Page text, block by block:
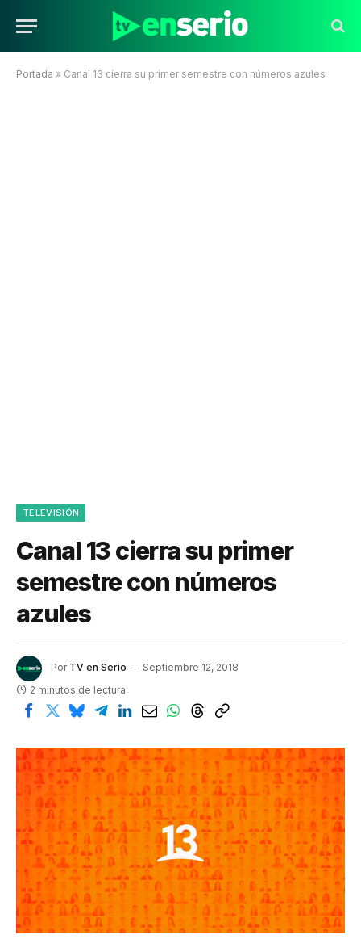
Portada » Canal 13 cierra su primer semestre con números azules
TELEVISIÓN
Canal 13 cierra su primer
semestre con números
azules
Por TV en Serio
Septiembre 12, 2018
2 minutos de lectura